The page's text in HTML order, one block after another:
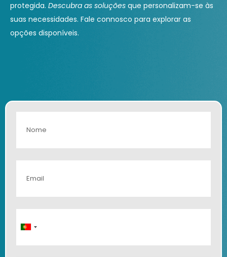
protegida. Descubra as soluções que personalizam-se às
suas necessidades. Fale connosco para explorar as
opções disponíveis.
Portugal
+351